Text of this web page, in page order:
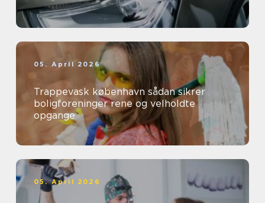
05. April 2026
Trappevask københavn sådan sikrer
boligforeninger rene og velholdte
opgange
05. April 2026